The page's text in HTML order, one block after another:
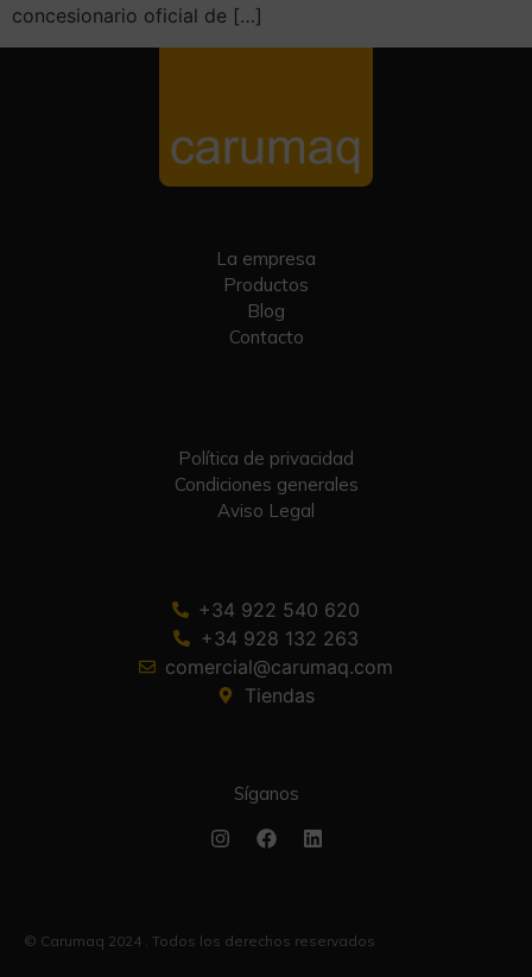
concesionario oficial de […]
La empresa
Productos
Blog
Contacto
Política de privacidad
Condiciones generales
Aviso Legal
+34 922 540 620
+34 928 132 263
comercial@carumaq.com
Tiendas
Síganos
© Carumaq 2024 . Todos los derechos reservados